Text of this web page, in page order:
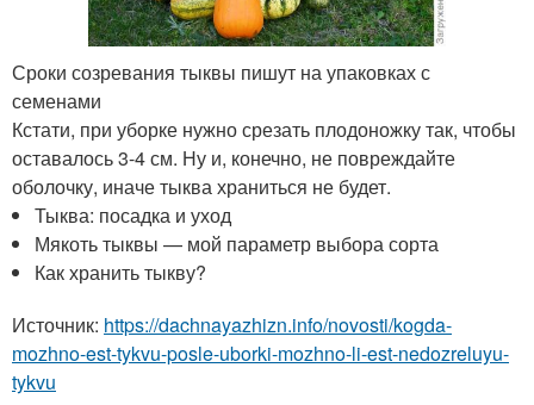
Сроки созревания тыквы пишут на упаковках с
семенами
Кстати, при уборке нужно срезать плодоножку так, чтобы
оставалось 3-4 см. Ну и, конечно, не повреждайте
оболочку, иначе тыква храниться не будет.
Тыква: посадка и уход
Мякоть тыквы — мой параметр выбора сорта
Как хранить тыкву?
Источник: https://dachnayazhizn.info/novosti/kogda-
mozhno-est-tykvu-posle-uborki-mozhno-li-est-nedozreluyu-
tykvu